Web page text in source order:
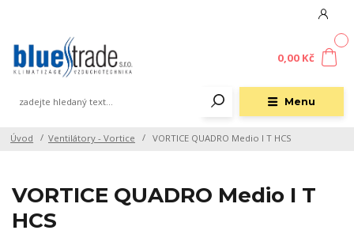
Menu
0,00 Kč
Úvod Ventilátory - Vortice VORTICE QUADRO Medio I T HCS
VORTICE QUADRO Medio I T
HCS